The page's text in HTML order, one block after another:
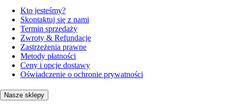
Kto jesteśmy?
Skontaktuj się z nami
Termin sprzedaży
Zwroty & Refundacje
Zastrzeżenia prawne
Metody płatności
Ceny i opcje dostawy
Oświadczenie o ochronie prywatności
Nasze sklepy